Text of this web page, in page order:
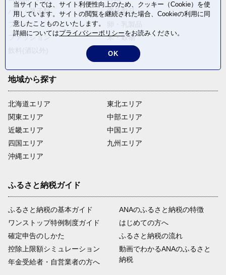
パン・菓子類
電化製品
フルーツ
ファッション
米・穀物
返礼品なし
地域から探す
北海道エリア
関東エリア
近畿エリア
四国エリア
沖縄エリア
東北エリア
中部エリア
中国エリア
九州エリア
ふるさと納税ガイド
ふるさと納税の基本ガイド
ワンストップ特例制度ガイド
確定申告のしかた
控除上限額シミュレーション
年金受給者・自営業者の方へ
ANAのふるさと納税の特徴
はじめての方へ
ふるさと納税の流れ
動画でわかるANAのふるさと
納税
当サイトでは、サイト利便性向上のため、クッキー（Cookie）を使
用しています。サイトの閲覧を継続された場合、Cookieの利用に同
意したことものといたします。
詳細についてはプライバシーポリシーをお読みください。
OK